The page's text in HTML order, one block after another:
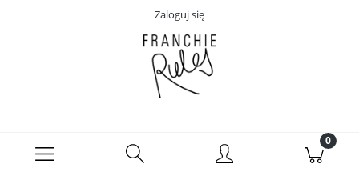
Zaloguj się